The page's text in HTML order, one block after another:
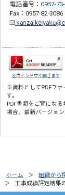
電話番号：0957-
Fax：0957-82-3086
別ウィンドウで開きます
※資料としてPDFフ
す。
PDF書類をご覧にな
場合、最新バージョ
ホーム 組織から
工事成績評定結果